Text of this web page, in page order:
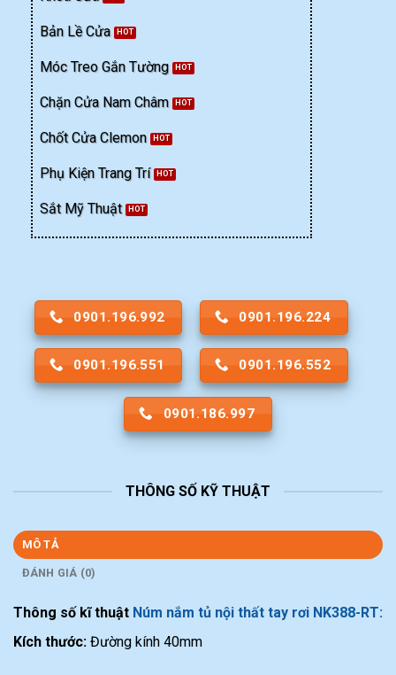
Bản Lề Cửa
Móc Treo Gắn Tường
Chặn Cửa Nam Châm
Chốt Cửa Clemon
Phụ Kiện Trang Trí
Sắt Mỹ Thuật
0901.196.992 0901.196.224
0901.196.551 0901.196.552
0901.186.997
THÔNG SỐ KỸ THUẬT
MÔ TẢ
ĐÁNH GIÁ (0)
Thông số kĩ thuật Núm nắm tủ nội thất tay rơi NK388-RT:
Kích thước: Đường kính 40mm